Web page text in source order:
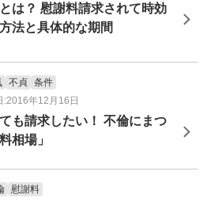
は？ 慰謝料請求されて時効
法と具体的な期間
不貞 条件
年12月16日
も請求したい！ 不倫にまつ
相場」
慰謝料